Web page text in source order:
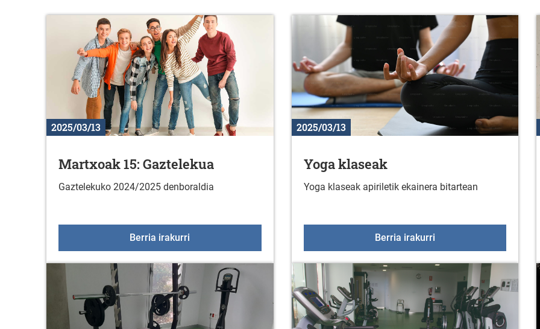
2025/03/13
Martxoak 15: Gaztelekua
Gaztelekuko 2024/2025 denboraldia
Berria irakurri
2025/03/13
Yoga klaseak
Yoga klaseak apiriletik ekainera bitartean
Berria irakurriYoga klaseak